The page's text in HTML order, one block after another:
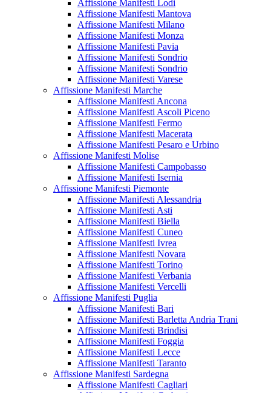
Affissione Manifesti Lodi
Affissione Manifesti Mantova
Affissione Manifesti Milano
Affissione Manifesti Monza
Affissione Manifesti Pavia
Affissione Manifesti Sondrio
Affissione Manifesti Sondrio
Affissione Manifesti Varese
Affissione Manifesti Marche
Affissione Manifesti Ancona
Affissione Manifesti Ascoli Piceno
Affissione Manifesti Fermo
Affissione Manifesti Macerata
Affissione Manifesti Pesaro e Urbino
Affissione Manifesti Molise
Affissione Manifesti Campobasso
Affissione Manifesti Isernia
Affissione Manifesti Piemonte
Affissione Manifesti Alessandria
Affissione Manifesti Asti
Affissione Manifesti Biella
Affissione Manifesti Cuneo
Affissione Manifesti Ivrea
Affissione Manifesti Novara
Affissione Manifesti Torino
Affissione Manifesti Verbania
Affissione Manifesti Vercelli
Affissione Manifesti Puglia
Affissione Manifesti Bari
Affissione Manifesti Barletta Andria Trani
Affissione Manifesti Brindisi
Affissione Manifesti Foggia
Affissione Manifesti Lecce
Affissione Manifesti Taranto
Affissione Manifesti Sardegna
Affissione Manifesti Cagliari